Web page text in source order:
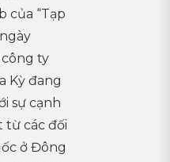
của “Tạp
công ty
Kỳ đang
sự cạnh
từ các đối
ở Đông